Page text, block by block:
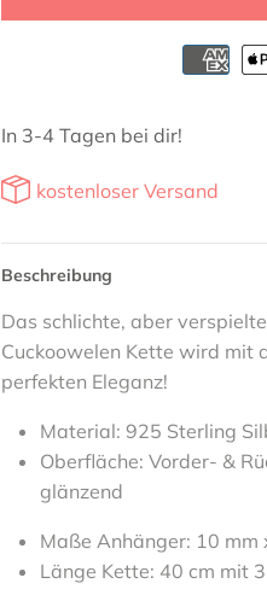
In 3-4 Tagen bei dir!
kostenloser Versand
Beschreibung
Das schlichte, aber
Cuckoowelen Kette wird mit
perfekten Eleganz!
Material: 925 Sterling
Oberfläche: Vorder- &
glänzend
Maße Anhänger: 10 mm
Länge Kette: 40 cm mit